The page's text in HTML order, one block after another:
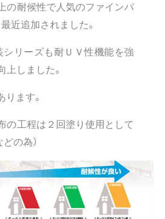
の耐候性で人気のファインパ
近追加されました。
リーズも耐ＵＶ性機能を強
上しました。
ります。
の工程は２回塗り使用として
の為）